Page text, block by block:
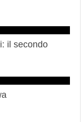
il secondo